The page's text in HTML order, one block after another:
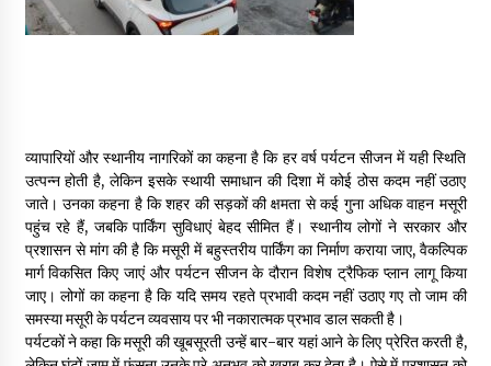
व्यापारियों और स्थानीय नागरिकों का कहना है कि हर वर्ष पर्यटन सीजन में यही स्थिति
उत्पन्न होती है, लेकिन इसके स्थायी समाधान की दिशा में कोई ठोस कदम नहीं उठाए
जाते। उनका कहना है कि शहर की सड़कों की क्षमता से कई गुना अधिक वाहन मसूरी
पहुंच रहे हैं, जबकि पार्किंग सुविधाएं बेहद सीमित हैं। स्थानीय लोगों ने सरकार और
प्रशासन से मांग की है कि मसूरी में बहुस्तरीय पार्किंग का निर्माण कराया जाए, वैकल्पिक
मार्ग विकसित किए जाएं और पर्यटन सीजन के दौरान विशेष ट्रैफिक प्लान लागू किया
जाए। लोगों का कहना है कि यदि समय रहते प्रभावी कदम नहीं उठाए गए तो जाम की
समस्या मसूरी के पर्यटन व्यवसाय पर भी नकारात्मक प्रभाव डाल सकती है।
पर्यटकों ने कहा कि मसूरी की खूबसूरती उन्हें बार-बार यहां आने के लिए प्रेरित करती है,